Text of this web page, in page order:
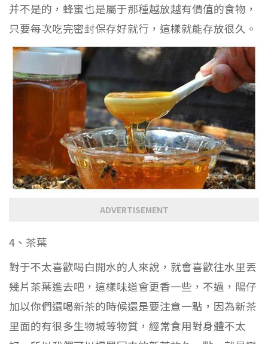
并不是的，蜂蜜也是屬于那種越放越有價值的食物，
只要每次吃完密封保存好就行，這樣就能存放很久。
ADVERTISEMENT
4、茶葉
對于不太喜歡喝白開水的人來說，就會喜歡往水里丟
幾片茶葉進去吧，這樣味道會更香一些，不過，陽仔
加以你們還喝新茶的時候還是要注意一點，因為新茶
里面的有很多生物堿等物質，經常食用對身體不太